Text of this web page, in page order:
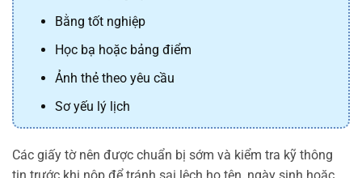
Bằng tốt nghiệp
Học bạ hoặc bảng điểm
Ảnh thẻ theo yêu cầu
Sơ yếu lý lịch
Các giấy tờ nên được chuẩn bị sớm và kiểm tra kỹ thông